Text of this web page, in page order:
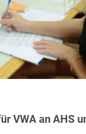
VWA an AHS